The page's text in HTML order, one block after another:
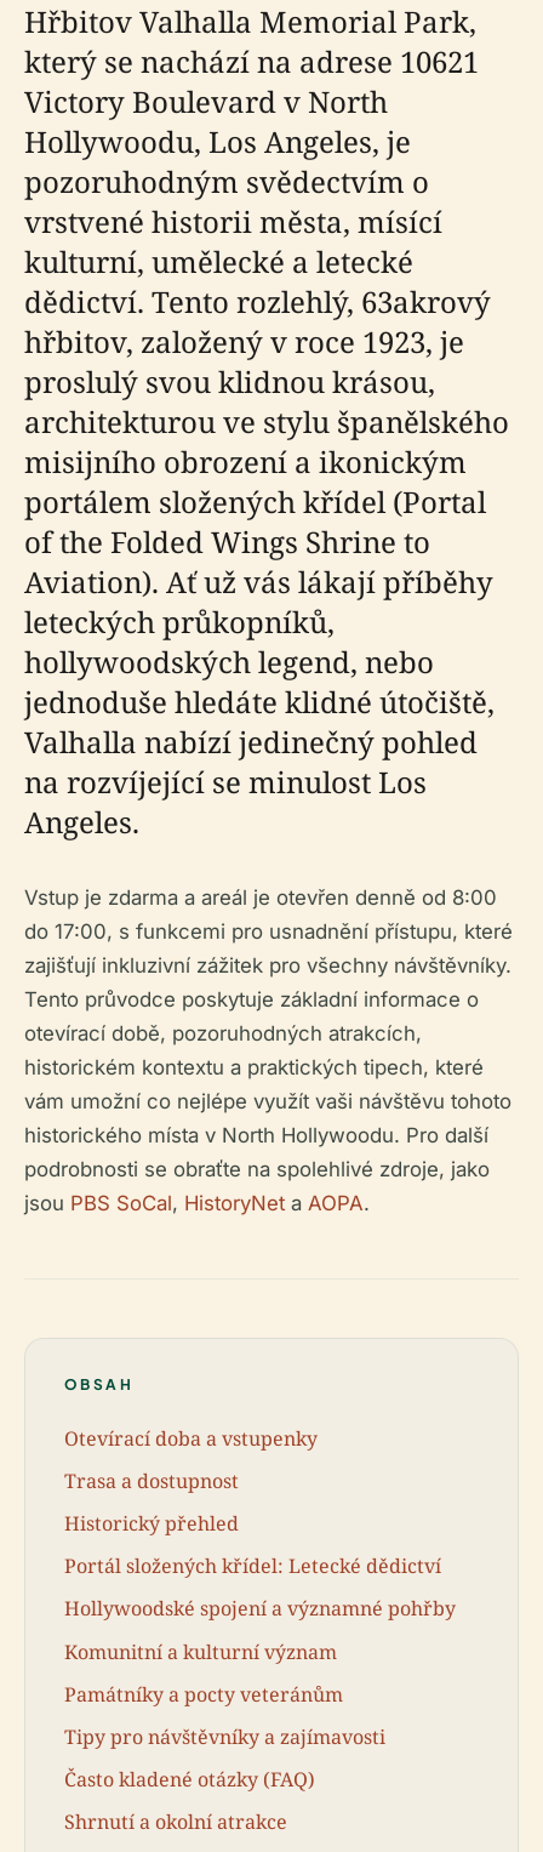
Hřbitov Valhalla Memorial Park,
který se nachází na adrese 10621
Victory Boulevard v North
Hollywoodu, Los Angeles, je
pozoruhodným svědectvím o
vrstvené historii města, mísící
kulturní, umělecké a letecké
dědictví. Tento rozlehlý, 63akrový
hřbitov, založený v roce 1923, je
proslulý svou klidnou krásou,
architekturou ve stylu španělského
misijního obrození a ikonickým
portálem složených křídel (Portal
of the Folded Wings Shrine to
Aviation). Ať už vás lákají příběhy
leteckých průkopníků,
hollywoodských legend, nebo
jednoduše hledáte klidné útočiště,
Valhalla nabízí jedinečný pohled
na rozvíjející se minulost Los
Angeles.
Vstup je zdarma a areál je otevřen denně od 8:00
do 17:00, s funkcemi pro usnadnění přístupu, které
zajišťují inkluzivní zážitek pro všechny návštěvníky.
Tento průvodce poskytuje základní informace o
otevírací době, pozoruhodných atrakcích,
historickém kontextu a praktických tipech, které
vám umožní co nejlépe využít vaši návštěvu tohoto
historického místa v North Hollywoodu. Pro další
podrobnosti se obraťte na spolehlivé zdroje, jako
jsou PBS SoCal, HistoryNet a AOPA.
OBSAH
Otevírací doba a vstupenky
Trasa a dostupnost
Historický přehled
Portál složených křídel: Letecké dědictví
Hollywoodské spojení a významné pohřby
Komunitní a kulturní význam
Památníky a pocty veteránům
Tipy pro návštěvníky a zajímavosti
Často kladené otázky (FAQ)
Shrnutí a okolní atrakce